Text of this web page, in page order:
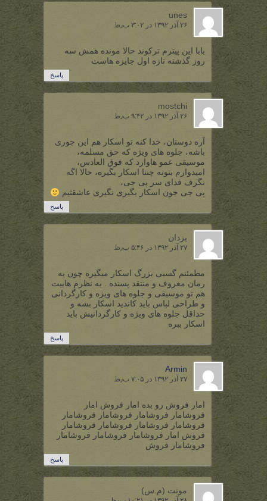
unes
۲۶ آذر ۱۳۹۲ در ۳:۰۲ ب٫ظ
بابا این پیترم ترکوند حالا مونده همش سه
روز گذشته تازه اول جایزه هاست
پاسخ
mostchi
۲۶ آذر ۱۳۹۲ در ۹:۴۲ ب٫ظ
آره دوستان، خدا کنه تو اسکار هم این جوری
باشه، جلوه های ویژه که حق مسلمه،
موسیقی عمو هاوارد که فوق العادس،
امیدوارم بتونه چنتا اسکار بگیره، حالا اگه
نگرف فدای سر پی جی،
پی جی جون اسکار بگیری نگیری عاشقثیم
پاسخ
یزدان
۲۷ آذر ۱۳۹۲ در ۵:۴۶ ب٫ظ
مطمئنم گسبی بزرگ اسکار میگیره چون یه
رمان معروف و منتقد پسنده . به نظرم هابیت
هم تو موسیقی و جلوه های ویژه و کارگردانی
و طراحی لباس باید کاندید اسکار بشه و
حداقل جلوه های ویژه و کارگردانیش باید
اسکار ببره
پاسخ
Armin
۲۷ آذر ۱۳۹۲ در ۷:۰۵ ب٫ظ
امار فروش رو بده امار فروش امار
فروشامار فروشامار فروشامار فروشامار
فروشامار فروشامار فروشامار فروشامار
فروش امار فروشامار فروشامار فروشامار
فروشامار فروش
پاسخ
مونت (م.س)